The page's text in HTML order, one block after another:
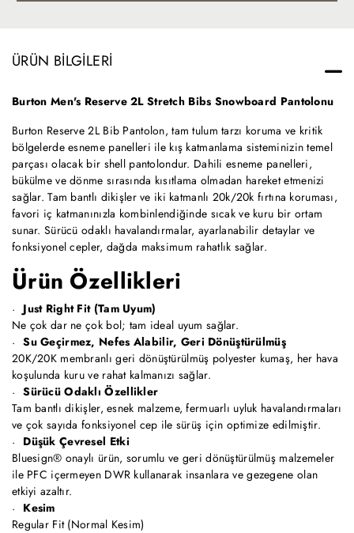
ÜRÜN BILGILERI
Burton Men's Reserve 2L Stretch Bibs Snowboard Pantolonu
Burton Reserve 2L Bib Pantolon, tam tulum tarzı koruma ve kritik
bölgelerde esneme panelleri ile kış katmanlama sisteminizin temel
parçası olacak bir shell pantolondur. Dahili esneme panelleri,
bükülme ve dönme sırasında kısıtlama olmadan hareket etmenizi
sağlar. Tam bantlı dikişler ve iki katmanlı 20k/20k fırtına koruması,
favori iç katmanınızla kombinlendiğinde sıcak ve kuru bir ortam
sunar. Sürücü odaklı havalandırmalar, ayarlanabilir detaylar ve
fonksiyonel cepler, dağda maksimum rahatlık sağlar.
Ürün Özellikleri
Just Right Fit (Tam Uyum)
Ne çok dar ne çok bol; tam ideal uyum sağlar.
Su Geçirmez, Nefes Alabilir, Geri Dönüştürülmüş
20K/20K membranlı geri dönüştürülmüş polyester kumaş, her hava
koşulunda kuru ve rahat kalmanızı sağlar.
Sürücü Odaklı Özellikler
Tam bantlı dikişler, esnek malzeme, fermuarlı uyluk havalandırmaları
ve çok sayıda fonksiyonel cep ile sürüş için optimize edilmiştir.
Düşük Çevresel Etki
Bluesign® onaylı ürün, sorumlu ve geri dönüştürülmüş malzemeler
ile PFC içermeyen DWR kullanarak insanlara ve gezegene olan
etkiyi azaltır.
Kesim
Regular Fit (Normal Kesim)